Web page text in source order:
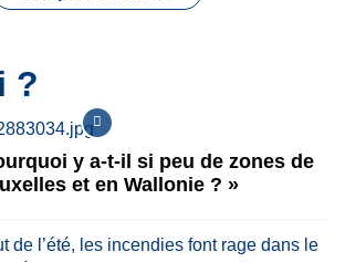
?
y a-t-il si peu de zones de
et en Wallonie ? »